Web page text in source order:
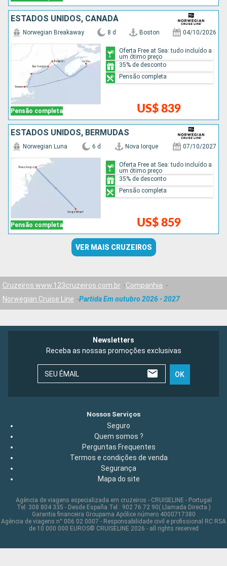
ESTADOS UNIDOS, CANADÁ
Pensão completa
Norwegian Breakaway 8 d Boston 04/10/2026
US$ 839
Oferta Free at Sea: tudo incluído a
um ótimo preço
35% de desconto
Pensão completa
ESTADOS UNIDOS, BERMUDAS
Pensão completa
Norwegian Luna 6 d Nova Iorque 07/10/2027
US$ 859
Oferta Free at Sea: tudo incluído a
um ótimo preço
35% de desconto
Pensão completa
VER MAIS CRUZEIROS
Cruzeiros www.123cruzeiros.com.br
Companhia
Norwegian Cruise Line
Partida Em outubro 2026 - 2027
Newsletters
Receba as nossas promoções exclusivas
SEU ÉMAIL OK
Nossos Serviços
Seguro
Quem somos ?
Perguntas Frequentes
Termos e condições de venda
Segurança
Mapa do site
Agência de viagens especializada em cruzeiros - CRUISELINE - Portugal
Tel: 308 804 335 - Desde España Tel : 902 76 72 90( Llamada Directa )
Garantia financeira Groupama Apólice número 4000717380
Agência de viagens n° 006 02 0007 - Responsabilidade civil e profissional RC RSA
de 10 000 000 EUROS© CRUISELINE 2026 - all rights reserved